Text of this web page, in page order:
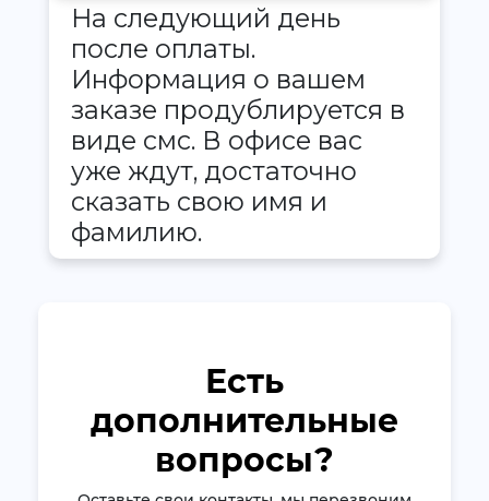
На следующий день
после оплаты.
Информация о вашем
заказе продублируется в
виде смс. В офисе вас
уже ждут, достаточно
сказать свою имя и
фамилию.
Есть
дополнительные
вопросы?